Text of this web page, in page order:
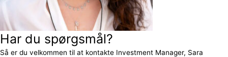
Har du spørgsmål?
Så er du velkommen til at kontakte Investment Manager, Sara